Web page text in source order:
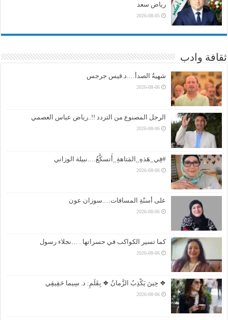
رياض سعد
2026-08-05
ثقافة وادب
شهيةُ الصدأ….د.قيس جرجس
2026-08-06
الرجل المصنوع من التردد !!..رياض عباس العصمي
2026-08-06
#فِي_هَذهِ_المَتاهةِ_أَتسكَّعُ….نبيلة الوزاني
2026-08-06
على أسنّةِ المسافات….سوزان عون
2026-08-06
كما تسير الكواكب في حسراتها . …نجلاء رسول
2026-08-06
❖ حِينَ يَكْذِبُ الزَّمانُ ❖ بِقَلَمِ: د. سِيما حَقِيقِي
2026-08-06